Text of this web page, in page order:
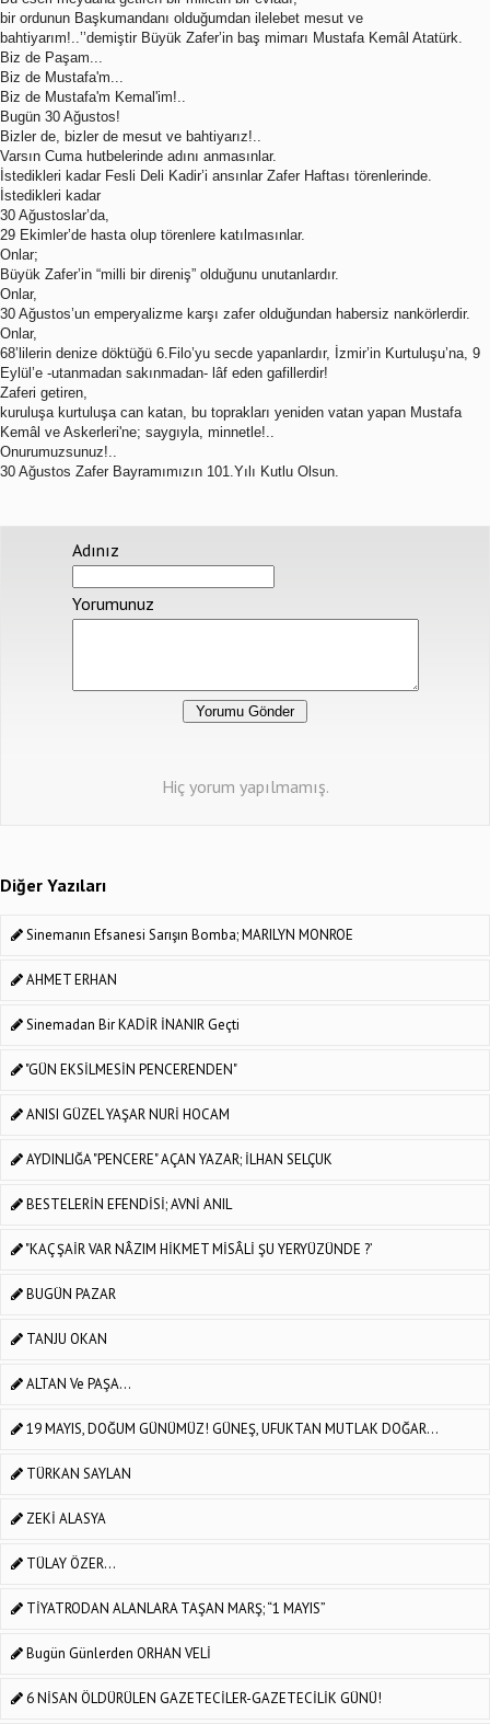
bir ordunun Başkumandanı olduğumdan ilelebet mesut ve
bahtiyarım!..’’demiştir Büyük Zafer’in baş mimarı Mustafa Kemâl Atatürk.
Biz de Paşam...
Biz de Mustafa'm...
Biz de Mustafa'm Kemal'im!..
Bugün 30 Ağustos!
Bizler de, bizler de mesut ve bahtiyarız!..
Varsın Cuma hutbelerinde adını anmasınlar.
İstedikleri kadar Fesli Deli Kadir’i ansınlar Zafer Haftası törenlerinde.
İstedikleri kadar
30 Ağustoslar’da,
29 Ekimler’de hasta olup törenlere katılmasınlar.
Onlar;
Büyük Zafer’in “milli bir direniş” olduğunu unutanlardır.
Onlar,
30 Ağustos’un emperyalizme karşı zafer olduğundan habersiz nankörlerdir.
Onlar,
68’lilerin denize döktüğü 6.Filo’yu secde yapanlardır, İzmir’in Kurtuluşu’na, 9
Eylül’e -utanmadan sakınmadan- lâf eden gafillerdir!
Zaferi getiren,
kuruluşa kurtuluşa can katan, bu toprakları yeniden vatan yapan Mustafa
Kemâl ve Askerleri'ne; saygıyla, minnetle!..
Onurumuzsunuz!..
30 Ağustos Zafer Bayramımızın 101.Yılı Kutlu Olsun.
Adınız
Yorumunuz
Hiç yorum yapılmamış.
Diğer Yazıları
Sinemanın Efsanesi Sarışın Bomba; MARILYN MONROE
AHMET ERHAN
Sinemadan Bir KADİR İNANIR Geçti
"GÜN EKSİLMESİN PENCERENDEN"
ANISI GÜZEL YAŞAR NURİ HOCAM
AYDINLIĞA "PENCERE" AÇAN YAZAR; İLHAN SELÇUK
BESTELERİN EFENDİSİ; AVNİ ANIL
"KAÇ ŞAİR VAR NÂZIM HİKMET MİSÂLİ ŞU YERYÜZÜNDE ?’
BUGÜN PAZAR
TANJU OKAN
ALTAN Ve PAŞA...
19 MAYIS, DOĞUM GÜNÜMÜZ! GÜNEŞ, UFUKTAN MUTLAK DOĞAR…
TÜRKAN SAYLAN
ZEKİ ALASYA
TÜLAY ÖZER...
TİYATRODAN ALANLARA TAŞAN MARŞ; “1 MAYIS”
Bugün Günlerden ORHAN VELİ
6 NİSAN ÖLDÜRÜLEN GAZETECİLER-GAZETECİLİK GÜNÜ!